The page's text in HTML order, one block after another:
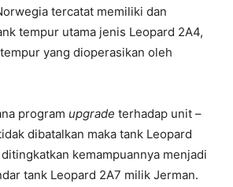
tercatat memiliki dan
tempur utama jenis Leopard 2A4,
yang dioperasikan oleh
program upgrade terhadap unit –
dibatalkan maka tank Leopard
kemampuannya menjadi
tank Leopard 2A7 milik Jerman.